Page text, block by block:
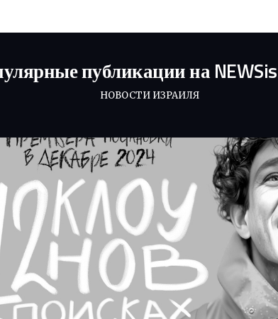
публикации на
НОВОСТИ ИЗРАИЛЯ